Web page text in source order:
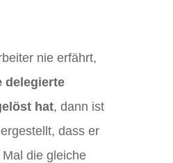
nie erfährt,
delegierte
hat, dann ist
dass er
die gleiche